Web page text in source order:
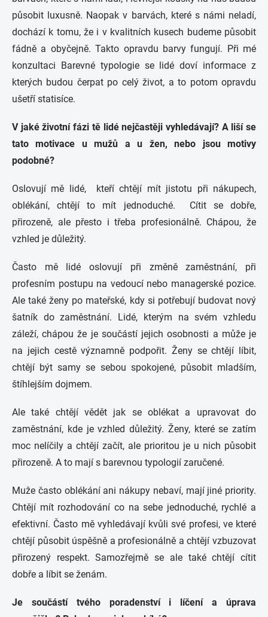
působit luxusně. Naopak v barvách, které s námi neladí,
dochází k tomu, že i v kvalitních kusech budeme působit
fádně a obyčejně. Takto opravdu barvy fungují. Při mé
konzultaci Barevné typologie se lidé doví informace z
kterých budou čerpat po celý život, a to potom opravdu
ušetří statisíce.
V jaké životní fázi tě lidé nejčastěji vyhledávají? A liší se
tato motivace u mužů a u žen, nebo jsou motivy
podobné?
Oslovují mě lidé, kteří chtějí mít jistotu při nákupech,
oblékání, chtějí to mít jednoduché. Cítit se dobře,
přirozeně, ale přesto i třeba profesionálně. Chápou, že
vzhled je důležitý.
Často mě lidé oslovují při změně zaměstnání, při
profesním postupu na vedoucí nebo managerské pozice.
Ale také ženy po mateřské, kdy si potřebují budovat nový
šatník do zaměstnání. Lidé, kterým na svém vzhledu
záleží, chápou že je součástí jejich osobnosti a může je
na jejich cestě významně podpořit. Ženy se chtějí líbit,
chtějí být samy se sebou spokojené, působit mladším,
štíhlejším dojmem.
Ale také chtějí vědět jak se oblékat a upravovat do
zaměstnání, kde je vzhled důležitý. Ženy, které se zatím
moc nelíčily a chtějí začít, ale prioritou je u nich působit
přirozeně. A to mají s barevnou typologií zaručené.
Muže často oblékání ani nákupy nebaví, mají jiné priority.
Chtějí mít rozhodování co na sebe jednoduché, rychlé a
efektivní. Často mě vyhledávají kvůli své profesi, ve které
chtějí působit úspěšně a profesionálně a chtějí vzbuzovat
přirozený respekt. Samozřejmě se ale také chtějí cítit
dobře a líbit se ženám.
Je součástí tvého poradenství i líčení a úprava